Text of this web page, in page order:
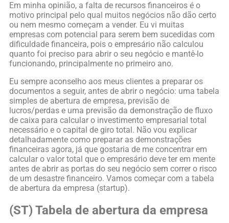
Em minha opinião, a falta de recursos financeiros é o
motivo principal pelo qual muitos negócios não dão certo
ou nem mesmo começam a vender. Eu vi muitas
empresas com potencial para serem bem sucedidas com
dificuldade financeira, pois o empresário não calculou
quanto foi preciso para abrir o seu negócio e mantê-lo
funcionando, principalmente no primeiro ano.
Eu sempre aconselho aos meus clientes a preparar os
documentos a seguir, antes de abrir o negócio: uma tabela
simples de abertura de empresa, previsão de
lucros/perdas e uma previsão da demonstração de fluxo
de caixa para calcular o investimento empresarial total
necessário e o capital de giro total. Não vou explicar
detalhadamente como preparar as demonstrações
financeiras agora, já que gostaria de me concentrar em
calcular o valor total que o empresário deve ter em mente
antes de abrir as portas do seu negócio sem correr o risco
de um desastre financeiro. Vamos começar com a tabela
de abertura da empresa (startup).
(ST) Tabela de abertura da empresa